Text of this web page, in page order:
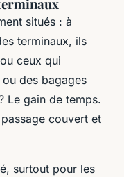
situés : à
terminaux, ils
ceux qui
des bagages
Le gain de temps.
couvert et
surtout pour les